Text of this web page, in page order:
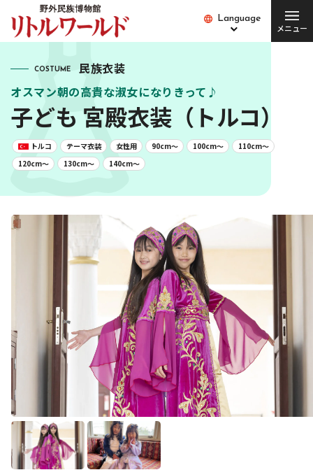
Language
メニュー
Language
開館時間･営業日
アクセス
便利な設備・
サービス
団体の方
Q&A
展示
グルメ おみやげ
COSTUME
民族衣装
オスマン朝の高貴な淑女になりきって♪
子ども 宮殿衣装（トルコ）
トルコ テーマ衣装 女性用 90cm〜 100cm〜
110cm〜
120cm〜
130cm〜 140cm〜